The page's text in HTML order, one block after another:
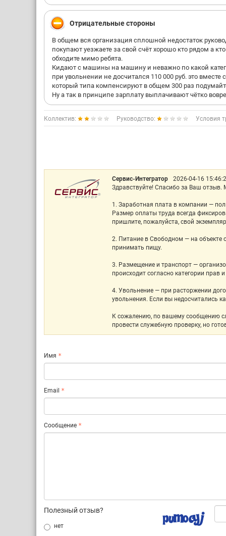
Отрицательные стороны
В общем вся организация сплошной недостаток
покупают уезжаете за свой счёт хорошо кто рядом а
обходите мимо ребята.
Кидают с машины на машину и неважно по какой
при увольнении не досчитался 110 000 руб. это
который типа компенсируют в общем 300 раз
Ну а так в принципе зарплату выплачивают чётко
Коллектив: Руководство: Условия
Сервис-Интегратор
2026-04-16
Здравствуйте! Спасибо за Ваш
1. Заработная плата в компании —
Размер оплаты труда всегда
пришлите, пожалуйста, свой
2. Питание в Свободном — на объекте
принимать пищу.
3. Размещение и транспорт —
происходит согласно категории прав
4. Увольнение — при расторжении
увольнения. Если вы недосчитались
К сожалению, по вашему сообщению
провести служебную проверку, но
Имя
Email
Сообщение
Полезный отзыв?
нет